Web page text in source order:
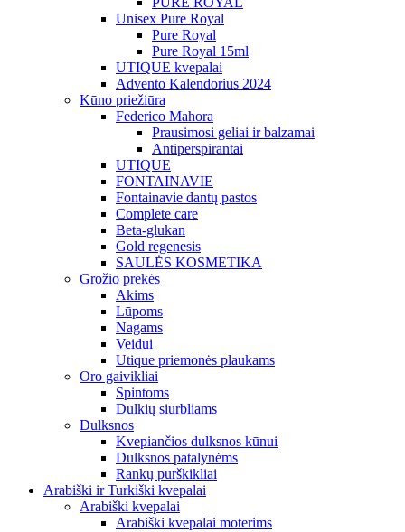
Unisex Pure Royal
Pure Royal
Pure Royal 15ml
UTIQUE kvepalai
Advento Kalendorius 2024
Kūno priežiūra
Federico Mahora
Prausimosi geliai ir balzamai
Antiperspirantai
UTIQUE
FONTAINAVIE
Fontainavie dantų pastos
Complete care
Beta-glukan
Gold regenesis
SAULĖS KOSMETIKA
Grožio prekės
Akims
Lūpoms
Nagams
Veidui
Utique priemonės plaukams
Oro gaivikliai
Spintoms
Dulkių siurbliams
Dulksnos
Kvepiančios dulksnos kūnui
Dulksnos patalynėms
Rankų purškikliai
Arabiški ir Turkiški kvepalai
Arabiški kvepalai
Arabiški kvepalai moterims